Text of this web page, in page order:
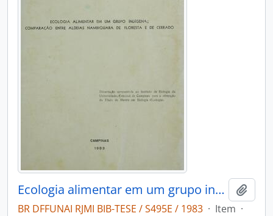
Ecologia alimentar em um grupo indígena: comparação entre aldeias Nambiquara de floresta e cerrado
BR DFFUNAI RJMI BIB-TESE / S495E / 1983 · Item ·